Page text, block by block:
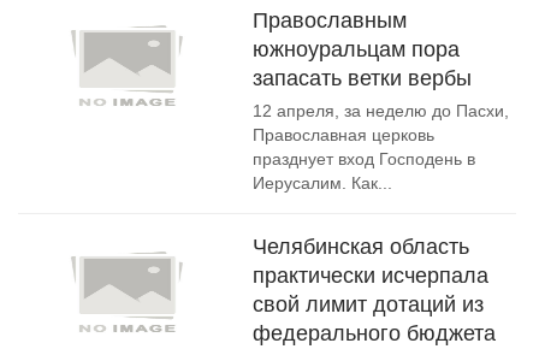
Православным
южноуральцам пора
запасать ветки вербы
12 апреля, за неделю до Пасхи,
Православная церковь
празднует вход Господень в
Иерусалим. Как...
Челябинская область
практически исчерпала
свой лимит дотаций из
федерального бюджета